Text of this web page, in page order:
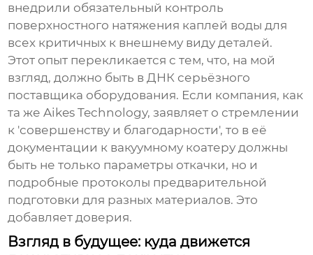
внедрили обязательный контроль
поверхностного натяжения каплей воды для
всех критичных к внешнему виду деталей.
Этот опыт перекликается с тем, что, на мой
взгляд, должно быть в ДНК серьёзного
поставщика оборудования. Если компания, как
та же Aikes Technology, заявляет о стремлении
к 'совершенству и благодарности', то в её
документации к вакуумному коатеру должны
быть не только параметры откачки, но и
подробные протоколы предварительной
подготовки для разных материалов. Это
добавляет доверия.
Взгляд в будущее: куда движется